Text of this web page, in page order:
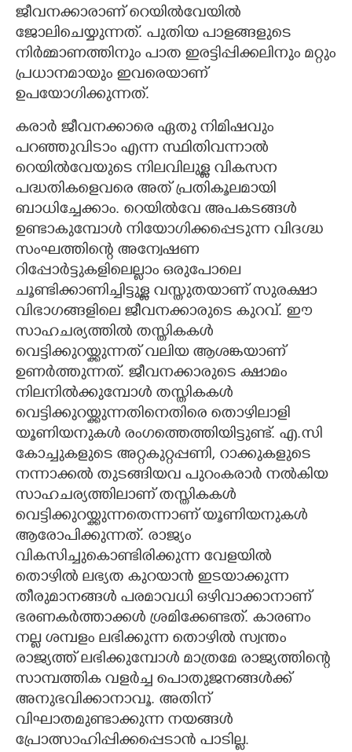
ജീവനക്കാരാണ് റെയിൽവേയിൽ
ജോലിചെയ്യുന്നത്. പുതിയ പാളങ്ങളുടെ
നിർമ്മാണത്തിനും പാത ഇരട്ടിപ്പിക്കലിനും മറ്റും
പ്രധാനമായും ഇവരെയാണ്
ഉപയോഗിക്കുന്നത്.
കരാർ ജീവനക്കാരെ ഏതു നിമിഷവും
പറഞ്ഞുവിടാം എന്ന സ്ഥിതിവന്നാൽ
റെയിൽവേയുടെ നിലവിലുള്ള വികസന
പദ്ധതികളെവരെ അത് പ്രതികൂലമായി
ബാധിച്ചേക്കാം. റെയിൽവേ അപകടങ്ങൾ
ഉണ്ടാകുമ്പോൾ നിയോഗിക്കപ്പെടുന്ന വിദഗ്ദ്ധ
സംഘത്തിന്റെ അന്വേഷണ
റിപ്പോർട്ടുകളിലെല്ലാം ഒരുപോലെ
ചൂണ്ടിക്കാണിച്ചിട്ടുള്ള വസ്തുതയാണ് സുരക്ഷാ
വിഭാഗങ്ങളിലെ ജീവനക്കാരുടെ കുറവ്. ഈ
സാഹചര്യത്തിൽ തസ്തികകൾ
വെട്ടിക്കുറയ്ക്കുന്നത് വലിയ ആശങ്കയാണ്
ഉണർത്തുന്നത്. ജീവനക്കാരുടെ ക്ഷാമം
നിലനിൽക്കുമ്പോൾ തസ്തികകൾ
വെട്ടിക്കുറയ്ക്കുന്നതിനെതിരെ തൊഴിലാളി
യൂണിയനുകൾ രംഗത്തെത്തിയിട്ടുണ്ട്. എ.സി
കോച്ചുകളുടെ അറ്റകുറ്റപ്പണി, റാക്കുകളുടെ
നന്നാക്കൽ തുടങ്ങിയവ പുറംകരാർ നൽകിയ
സാഹചര്യത്തിലാണ് തസ്തികകൾ
വെട്ടിക്കുറയ്ക്കുന്നതെന്നാണ് യൂണിയനുകൾ
ആരോപിക്കുന്നത്. രാജ്യം
വികസിച്ചുകൊണ്ടിരിക്കുന്ന വേളയിൽ
തൊഴിൽ ലഭ്യത കുറയാൻ ഇടയാക്കുന്ന
തീരുമാനങ്ങൾ പരമാവധി ഒഴിവാക്കാനാണ്
ഭരണകർത്താക്കൾ ശ്രമിക്കേണ്ടത്. കാരണം
നല്ല ശമ്പളം ലഭിക്കുന്ന തൊഴിൽ സ്വന്തം
രാജ്യത്ത് ലഭിക്കുമ്പോൾ മാത്രമേ രാജ്യത്തിന്റെ
സാമ്പത്തിക വളർച്ച പൊതുജനങ്ങൾക്ക്
അനുഭവിക്കാനാവൂ. അതിന്
വിഘാതമുണ്ടാക്കുന്ന നയങ്ങൾ
പ്രോത്സാഹിപ്പിക്കപ്പെടാൻ പാടില്ല.